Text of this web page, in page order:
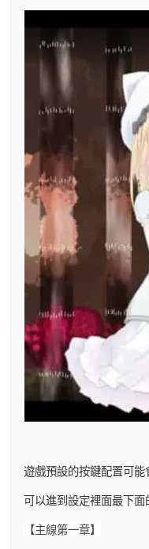
遊戲預設的按鍵配置可
可以進到設定裡面最下
【主線第一章】